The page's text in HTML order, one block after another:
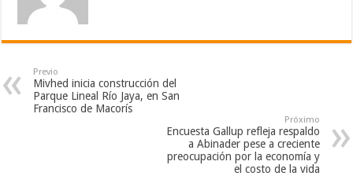
Previo
Mivhed inicia construcción del
Parque Lineal Río Jaya, en San
Francisco de Macorís
Próximo
Encuesta Gallup refleja respaldo
a Abinader pese a creciente
preocupación por la economía y
el costo de la vida